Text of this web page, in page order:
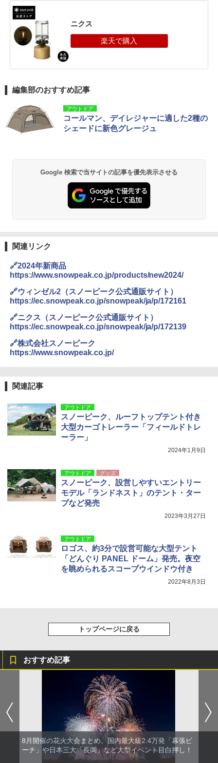
ニクス
編集部のおすすめ記事
アウトドア
コールマン、デイレジャーに適した2種の
シェードに新色グレージュ
Google 検索で当サイトの記事を優先表示させる
関連リンク
🔗2024年新商品
https://www.snowpeak.co.jp/products/new2024/
🔗ウィンゼル2（スノーピーク公式通販サイト）
https://ec.snowpeak.co.jp/snowpeak/ja/p/172161
🔗ニクス（スノーピーク公式通販サイト）
https://ec.snowpeak.co.jp/snowpeak/ja/p/172139
🔗株式会社スノーピーク
https://www.snowpeak.co.jp/
関連記事
アウトドア
スノーピーク、ルーフトップテント付き
大型カーゴトレーラー「フィールドトレ
ーラー」
2024年1月9日
アウトドア グッズ
スノーピーク、設営しやすいエントリー
モデル「ランドネスト」のテント・ター
プなど発売
2023年3月27日
アウトドア
ロゴス、約3分で設営可能な大型テント
「どんぐり PANEL ドーム」発売。夜空
を眺められるスコープウインドウ付き
2022年8月3日
トップページに戻る
おすすめ記事
8月開催の花火大会まとめ。国内最大級2.4万発「幕張ビ
ーチ」や日本三大「長岡」など大型イベント目白押し！